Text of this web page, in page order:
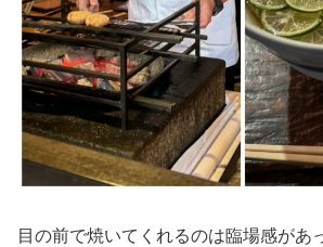
目の前で焼いてくれるのは臨場感があ